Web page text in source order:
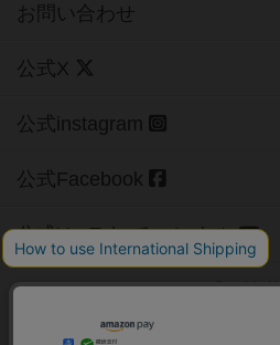
お問い合わせ
公式X
公式instagram
公式Facebook
公式YouTubeチャンネル
Copyright (c)